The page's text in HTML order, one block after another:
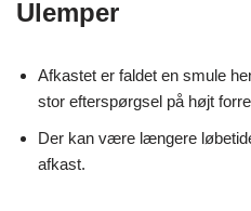
Ulemper
Afkastet er faldet en smule
stor efterspørgsel på højt
Der kan være længere
afkast.